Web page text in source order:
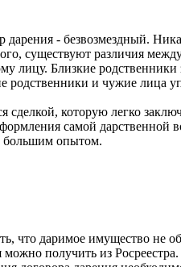
дарения - безвозмездный.
существуют различия
лицу. Близкие родственники
и чужие лица
сделкой, которую легко
самой дарственной
большим опытом.
что даримое имущество не
получить из Росреестра.